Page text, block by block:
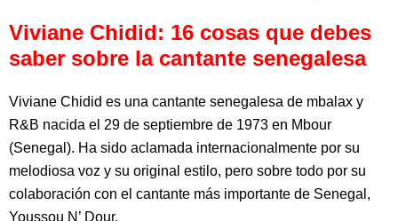
Viviane Chidid: 16 cosas que debes
saber sobre la cantante senegalesa
Viviane Chidid es una cantante senegalesa de mbalax y
R&B nacida el 29 de septiembre de 1973 en Mbour
(Senegal). Ha sido aclamada internacionalmente por su
melodiosa voz y su original estilo, pero sobre todo por su
colaboración con el cantante más importante de Senegal,
Youssou N’ Dour.